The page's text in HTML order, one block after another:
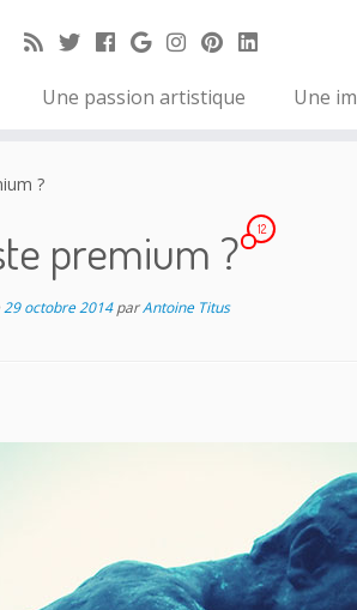
Une passion artistique Une
?
premium ? 12
29 octobre 2014 parAntoine Titus